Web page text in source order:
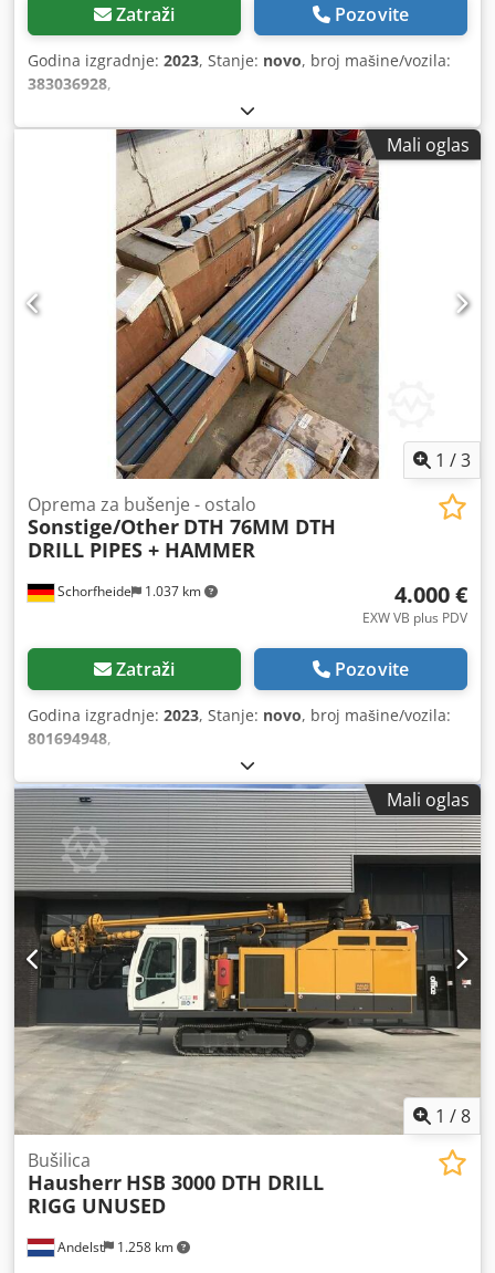
Zatraži Pozovite
Godina izgradnje: 2023, Stanje: novo, broj mašine/vozila:
383036928,
Mali oglas
1 /3
Schorfheide 1.037 km
Oprema za bušenje - ostalo
Sonstige/Other DTH 76MM DTH
DRILL PIPES + HAMMER
4.000 €
EXW VB plus PDV
Zatraži Pozovite
Godina izgradnje: 2023, Stanje: novo, broj mašine/vozila:
801694948,
Mali oglas
1 /8
Andelst 1.258 km
Bušilica
Hausherr HSB 3000 DTH DRILL
RIGG UNUSED